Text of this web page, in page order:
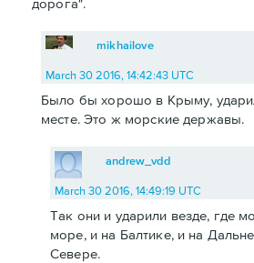
дорога".
mikhailove
March 30 2016, 14:42:43 UTC
Было бы хорошо в Крыму,
месте. Это ж морские державы.
andrew_vdd
March 30 2016, 14:49:19 UTC
Так они и ударили везде, где
море, и на Балтике, и на
Севере.